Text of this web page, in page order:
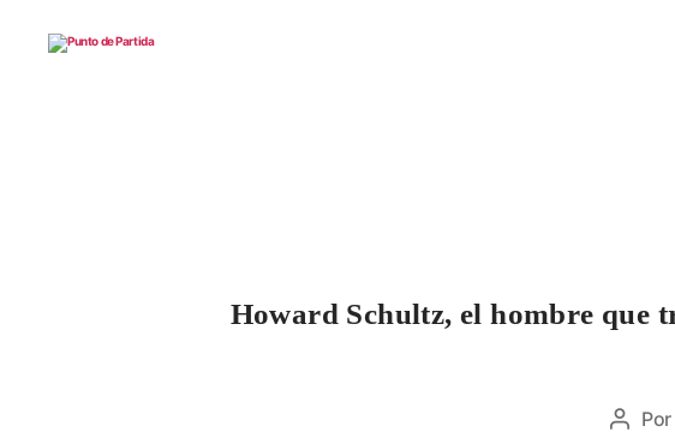
Howard Schultz, el hombre que
Autor
Por